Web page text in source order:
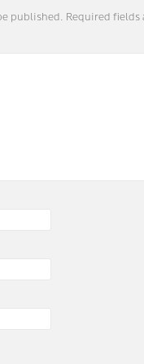
published. Required fields